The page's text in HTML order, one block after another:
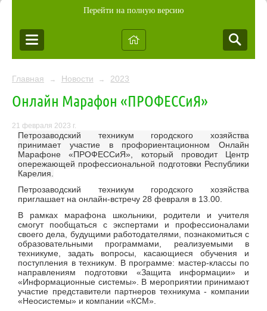
Перейти на полную версию
Главная → Новости → 2023
Онлайн Марафон «ПРОФЕССиЯ»
21 февраля 2023 г.
Петрозаводский техникум городского хозяйства
принимает участие в профориентационном Онлайн
Марафоне «ПРОФЕССиЯ», который проводит Центр
опережающей профессиональной подготовки Республики
Карелия.
Петрозаводский техникум городского хозяйства
приглашает на онлайн-встречу 28 февраля в 13.00.
В рамках марафона школьники, родители и учителя
смогут пообщаться с экспертами и профессионалами
своего дела, будущими работодателями, познакомиться с
образовательными программами, реализуемыми в
техникуме, задать вопросы, касающиеся обучения и
поступления в техникум. В программе: мастер-классы по
направлениям подготовки «Защита информации» и
«Информационные системы». В мероприятии принимают
участие представители партнеров техникума - компании
«Неосистемы» и компании «КСМ».